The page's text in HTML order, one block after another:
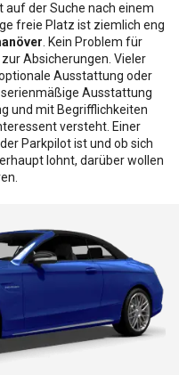
auf der Suche nach einem
freie Platz ist ziemlich eng
. Kein Problem für
Absicherungen. Vieler
Ausstattung oder
Ausstattung
und mit Begrifflichkeiten
versteht. Einer
Parkpilot ist und ob sich
lohnt, darüber wollen